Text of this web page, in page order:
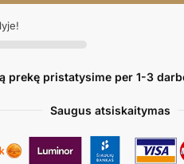
prekę pristatysime per 1-3
Saugus atsiskaitymas